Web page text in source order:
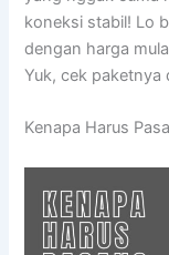
koneksi stabil! Lo
dengan harga
Yuk, cek paketnya
Kenapa Harus